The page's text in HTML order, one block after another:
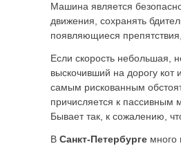
Машина является
движения, сохранять
появляющиеся
Если скорость небольшая,
выскочивший на дорогу
самым рискованным
причисляется к
Бывает так, к сожалению,
В Санкт-Петербурге много